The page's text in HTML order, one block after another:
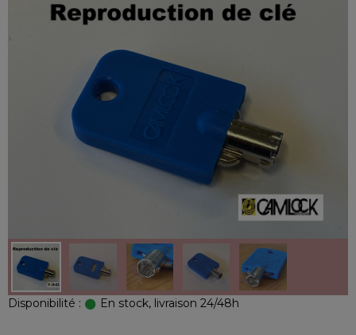
Disponibilité : En stock, livraison 24/48h